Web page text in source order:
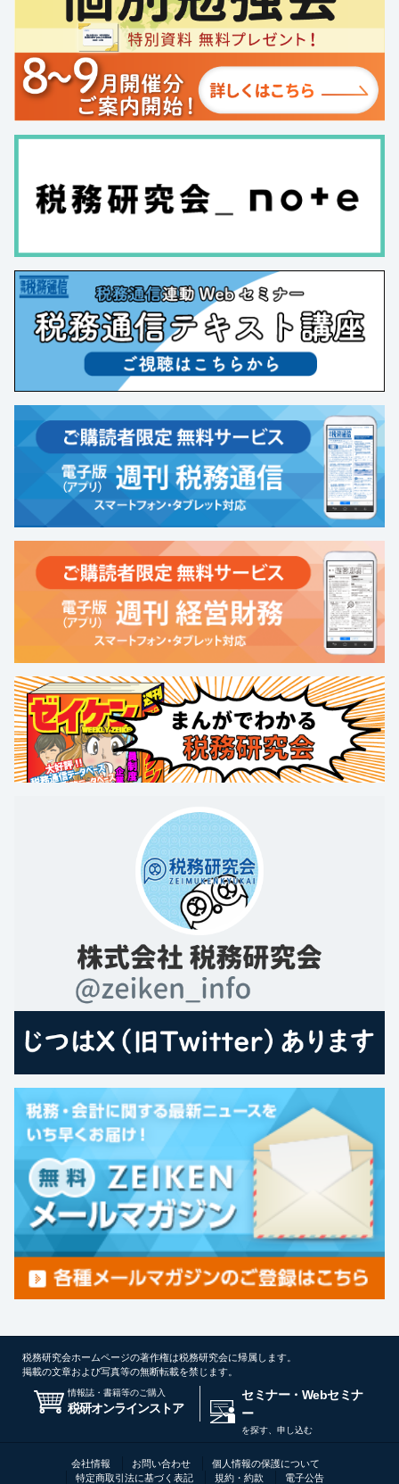
税務研究会ホームページの著作権は税務研究会に帰属します。
掲載の文章および写真等の無断転載を禁じます。
情報誌・書籍等のご購入
税研オンラインストア
セミナー・Webセミナ
ー
を探す、申し込む
会社情報 お問い合わせ
個人情報の保護について
特定商取引法に基づく表記
規約・約款 電子公告